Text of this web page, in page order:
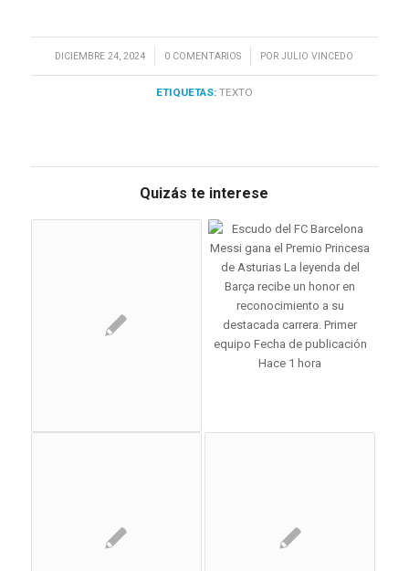
DICIEMBRE 24, 2024
/ 0 COMENTARIOS
/ PORJULIO VINCEDO
ETIQUETAS: TEXTO
Quizás te interese